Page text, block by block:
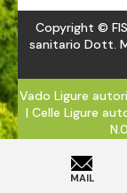
Copyright ©
sanitario Dott.
Vado Ligure
| Celle Ligure
MAIL